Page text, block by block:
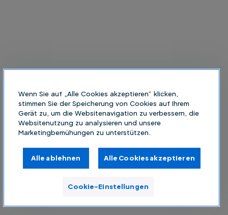
Wenn Sie auf „Alle Cookies akzeptieren“ klicken,
stimmen Sie der Speicherung von Cookies auf Ihrem
Gerät zu, um die Websitenavigation zu verbessern, die
Websitenutzung zu analysieren und unsere
Marketingbemühungen zu unterstützen.
Alle ablehnen Alle Cookies akzeptieren
Cookie-Einstellungen